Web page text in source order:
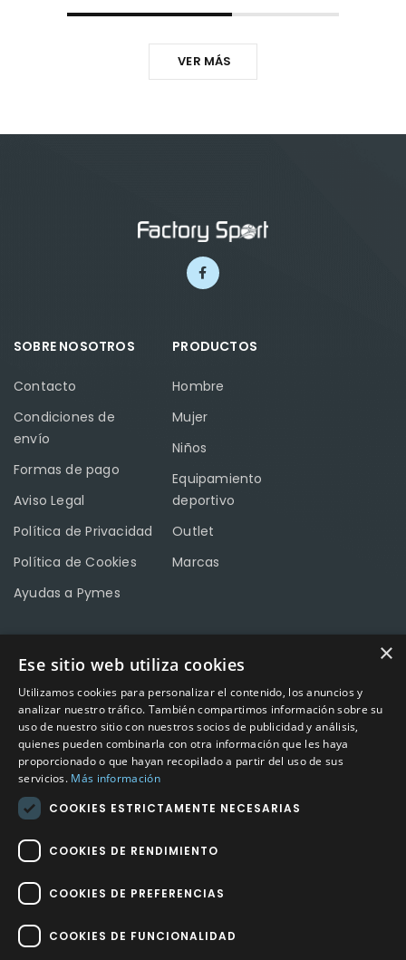
VER MÁS
SOBRE NOSOTROS
Contacto
Condiciones de
envío
Formas de pago
Aviso Legal
Política de Privacidad
Política de Cookies
Ayudas a Pymes
PRODUCTOS
Hombre
Mujer
Niños
Equipamiento
deportivo
Outlet
Marcas
CONTACTO
Calle Méndez Núñez nº3 – Fuente Palmera 14120 Córdoba
Teléfono957 04 96 57
Emailinfo@factory-sport.es
HORARIO COMERCIAL
Lunes a viernes
10:00 a 14:00 / 18:00 a 21:00
×
Ese sitio web utiliza cookies
Utilizamos cookies para personalizar el contenido, los anuncios y
analizar nuestro tráfico. También compartimos información sobre su
uso de nuestro sitio con nuestros socios de publicidad y análisis,
quienes pueden combinarla con otra información que les haya
proporcionado o que hayan recopilado a partir del uso de sus
servicios. Más información
COOKIES ESTRICTAMENTE NECESARIAS
COOKIES DE RENDIMIENTO
COOKIES DE PREFERENCIAS
COOKIES DE FUNCIONALIDAD